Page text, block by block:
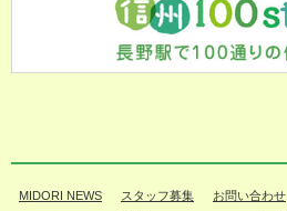
MIDORI NEWS スタッフ募集 お問い合わせ